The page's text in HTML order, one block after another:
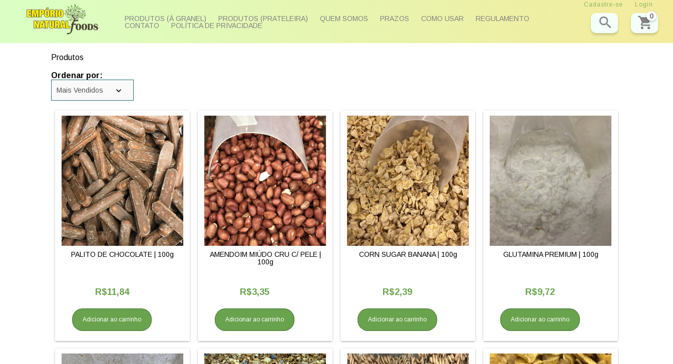
PRODUTOS (À GRANEL) PRODUTOS (PRATELEIRA) QUEM SOMOS PRAZOS COMO USAR
REGULAMENTO
CONTATO
POLÍTICA DE PRIVACIDADE
Cadastre-se Login
 
0
Produtos
Ordenar por:
PALITO DE CHOCOLATE | 100g
R$11,84
Adicionar ao carrinho
AMENDOIM MIÚDO CRU C/ PELE |
100g
R$3,35
Adicionar ao carrinho
CORN SUGAR BANANA | 100g
R$2,39
Adicionar ao carrinho
GLUTAMINA PREMIUM | 100g
R$9,72
Adicionar ao carrinho